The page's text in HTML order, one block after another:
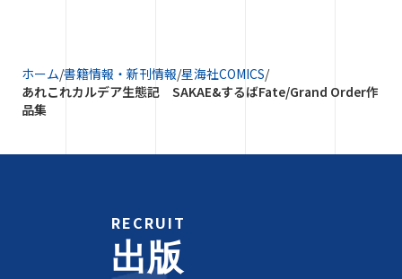
ホーム/書籍情報・新刊情報/星海社COMICS/
あれこれカルデア生態記 SAKAE&するばFate/Grand Order作
品集
RECRUIT
出版